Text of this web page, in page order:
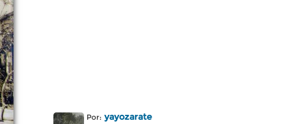
Por: yayozarate